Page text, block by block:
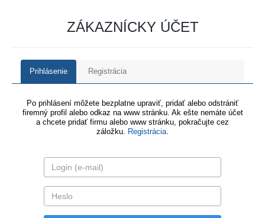
ZÁKAZNÍCKY ÚČET
Prihlásenie Registrácia
Po prihlásení môžete bezplatne upraviť, pridať alebo odstrániť
firemný profil alebo odkaz na www stránku. Ak ešte nemáte účet
a chcete pridať firmu alebo www stránku, pokračujte cez
záložku. Registrácia.